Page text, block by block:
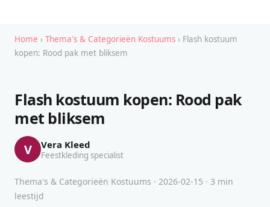
Home › Thema's & Categorieën Kostuums › Flash kostuum
kopen: Rood pak met bliksem
Flash kostuum kopen: Rood pak
met bliksem
V Vera Kleed
Feestkleding specialist
Thema's & Categorieën Kostuums · 2026-02-15 · 3 min
leestijd